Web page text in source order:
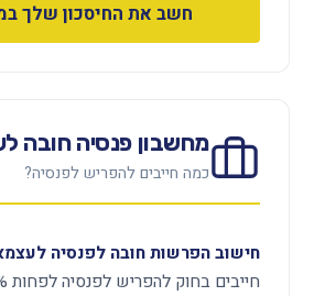
חשב את החיסכון שלך
מחשבון פנסיה חובה
כמה חייבים להפריש לפנסיה?
חישוב הפרשות חובה לפנסיה